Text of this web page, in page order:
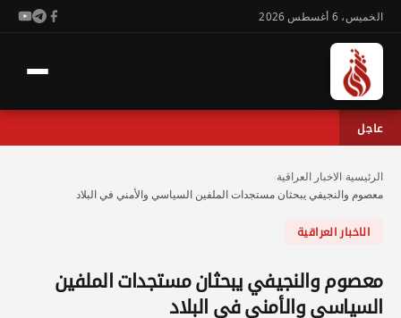
الخميس، 6 أغسطس 2026
عاجل
الرئيسية الاخبار العراقية
معصوم والنجيفي يبحثان مستجدات الملفين السياسي والأمني في البلاد
الاخبار العراقية
معصوم والنجيفي يبحثان مستجدات الملفين
السياسي والأمني في البلاد